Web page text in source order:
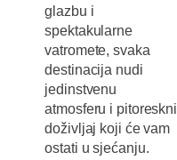
glazbu i
spektakularne
vatromete, svaka
destinacija nudi
jedinstvenu
atmosferu i pitoreskni
doživljaj koji će vam
ostati u sjećanju.